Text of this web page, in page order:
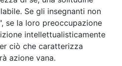
Se gli insegnanti non
se la loro preoccupazione
intellettualisticamente
ciò che caratterizza
azione vana.